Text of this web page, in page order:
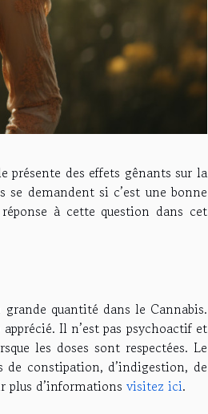
présente des effets gênants sur la
demandent si c’est une bonne
à cette question dans cet
quantité dans le Cannabis.
Il n’est pas psychoactif et
les doses sont respectées. Le
de constipation, d’indigestion, de
plus d’informations visitez ici.